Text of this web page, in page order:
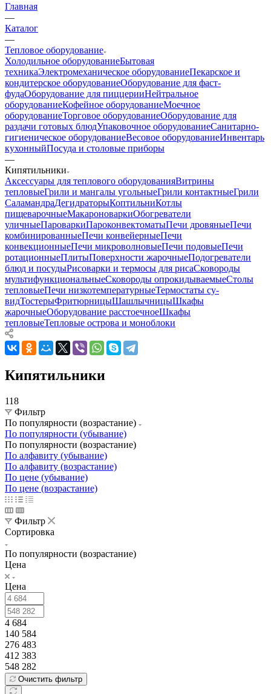
Главная
—
Каталог
—
Тепловое оборудование
Холодильное оборудованиеБытовая
техникаЭлектромеханическое оборудованиеПекарское и
кондитерское оборудованиеОборудование для фаст-
фудаОборудование для пиццерииНейтральное
оборудованиеКофейное оборудованиеМоечное
оборудованиеТорговое оборудованиеОборудование для
раздачи готовых блюдУпаковочное оборудованиеСанитарно-
гигиеническое оборудованиеВесовое оборудованиеИнвентарь
кухонныйПосуда и столовые приборы
—
Кипятильники
Аксессуары для теплового оборудованияВитрины
тепловыеГрили и мангалы угольныеГрили контактныеГрили
СаламандраДегидраторыКоптильниКотлы
пищеварочныеМакароноваркиОбогреватели
уличныеПароваркиПароконвектоматыПечи дровяныеПечи
комбинированныеПечи конвейерныеПечи
конвекционныеПечи микроволновыеПечи подовыеПечи
ротационныеПлитыПоверхности жарочныеПодогреватели
блюд и посудыРисоварки и термосы для рисаСковороды
мультифункциональныеСковороды опрокидываемыеСтолы
тепловыеПечи низкотемпературныеТермостаты су-
видТостерыФритюрницыШашлычницыШкафы
жарочныеОборудование расстоечноеШкафы
тепловыеТепловые острова и моноблоки
Кипятильники
118
Фильтр
По популярности (возрастание)
По популярности (убывание)
По популярности (возрастание)
По алфавиту (убывание)
По алфавиту (возрастание)
По цене (убывание)
По цене (возрастание)
Фильтр
Сортировка
По популярности (возрастание)
Цена
Цена
4 684
140 584
276 483
412 383
548 282
Очистить фильтр